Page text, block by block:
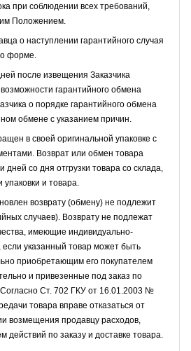
при соблюдении всех требований,
Положением.
о наступлении гарантийного случая
форме.
после извещения Заказчика
гарантийного обмена
о порядке гарантийного обмена
обмене с указанием причин.
в своей оригинальной упаковке с
Возврат или обмен товара
со дня отгрузки товара со склада,
и товара.
возврату (обмену) не подлежит
случаев). Возврату не подлежат
имеющие индивидуально-
указанный товар может быть
приобретающим его покупателем
и привезенные под заказ по
Ст. 702 ГКУ от 16.01.2003 №
товара вправе отказаться от
возмещения продавцу расходов,
действий по заказу и доставке товара.